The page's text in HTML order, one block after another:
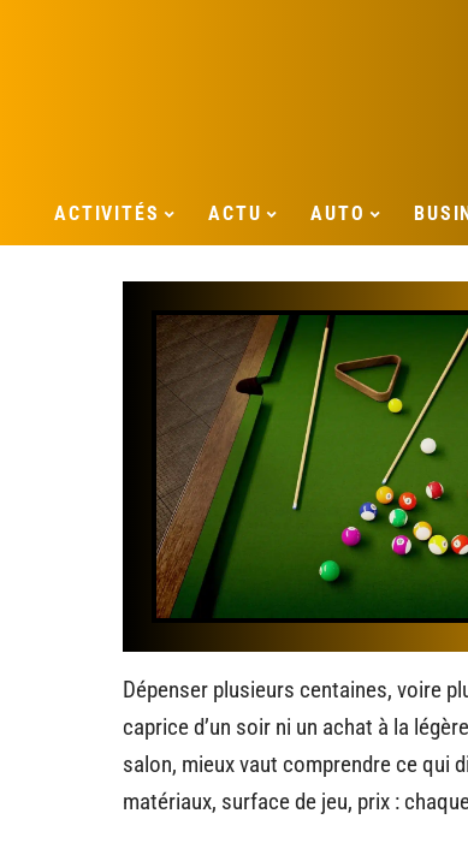
ACTIVITÉS ACTU AUTO
Dépenser plusieurs centaines, voire
caprice d’un soir ni un achat à la
salon, mieux vaut comprendre ce qui
matériaux, surface de jeu, prix :